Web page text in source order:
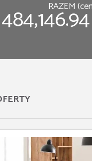
RAZEM